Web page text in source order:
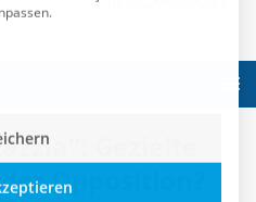
Gezielte
Opposition?
Gruppen, für die eine